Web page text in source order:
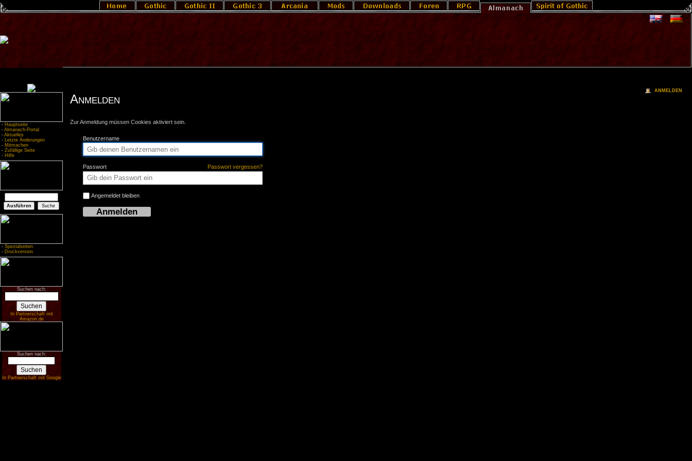
- Hauptseite
- Almanach-Portal
- Aktuelles
- Letzte Änderungen
- Mitmachen
- Zufällige Seite
- Hilfe
- Spezialseiten
- Druckversion
Suchen nach:
In Partnerschaft mit
Amazon.de
Suchen nach:
In Partnerschaft mit Google
Anmelden
Zur Anmeldung müssen Cookies aktiviert sein.
Benutzername
Passwort Passwort vergessen?
Angemeldet bleiben
ANMELDEN